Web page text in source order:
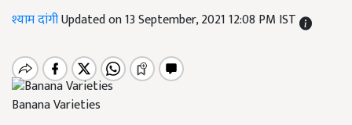
श्याम दांगीUpdated on 13 September, 2021 12:08 PM IST
Banana Varieties